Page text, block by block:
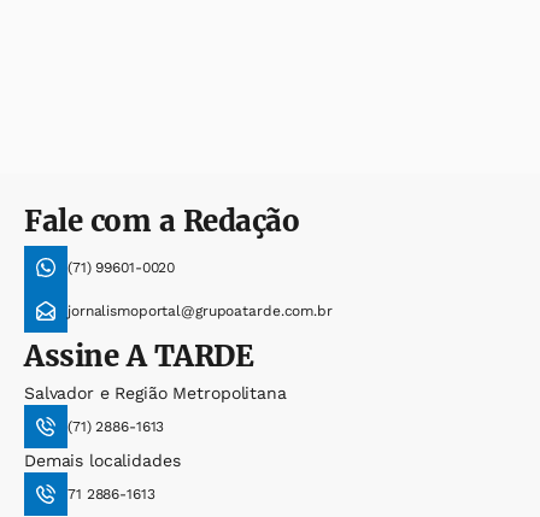
Fale com a Redação
(71) 99601-0020
jornalismoportal@grupoatarde.com.br
AssineA TARDE
Salvador e Região Metropolitana
(71) 2886-1613
Demais localidades
71 2886-1613